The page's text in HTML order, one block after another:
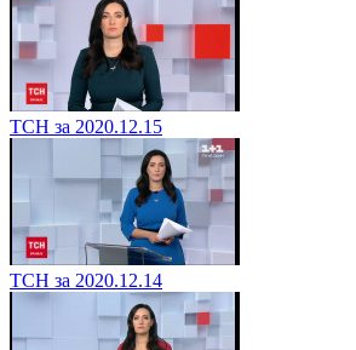
ТСН за 2020.12.15
ТСН за 2020.12.14